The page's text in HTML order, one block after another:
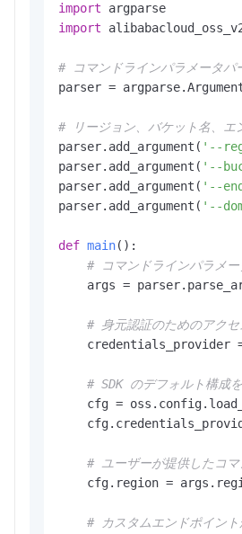
import
import
# コマンドラインパラメータパ
parser =
# リージョン、バケット名、エ
parser.add_argument( '--
parser.add_argument( '--
parser.add_argument( '--
parser.add_argument( '--
def main():
# コマンドラインパラメ
args =
# 身元認証のためのアク
credentials_provider
# SDK のデフォルト構成
cfg =
# ユーザーが提供したコ
cfg.region =
# カスタムエンドポイン